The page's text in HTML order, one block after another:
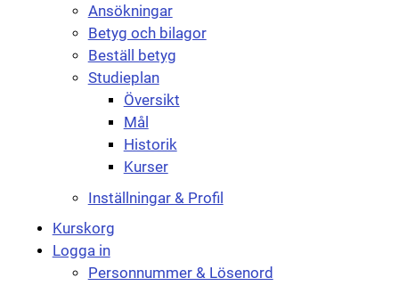
Ansökningar
Betyg och bilagor
Beställ betyg
Studieplan
Översikt
Mål
Historik
Kurser
Inställningar & Profil
Kurskorg
Logga in
Personnummer & Lösenord